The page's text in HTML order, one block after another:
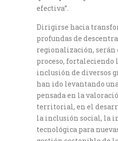
efectiva”.
Dirigirse hacia
profundas de
regionalización, serán
proceso, fortaleciendo
inclusión de diversos
han ido levantando
pensada en la
territorial, en el
la inclusión social, la
tecnológica para